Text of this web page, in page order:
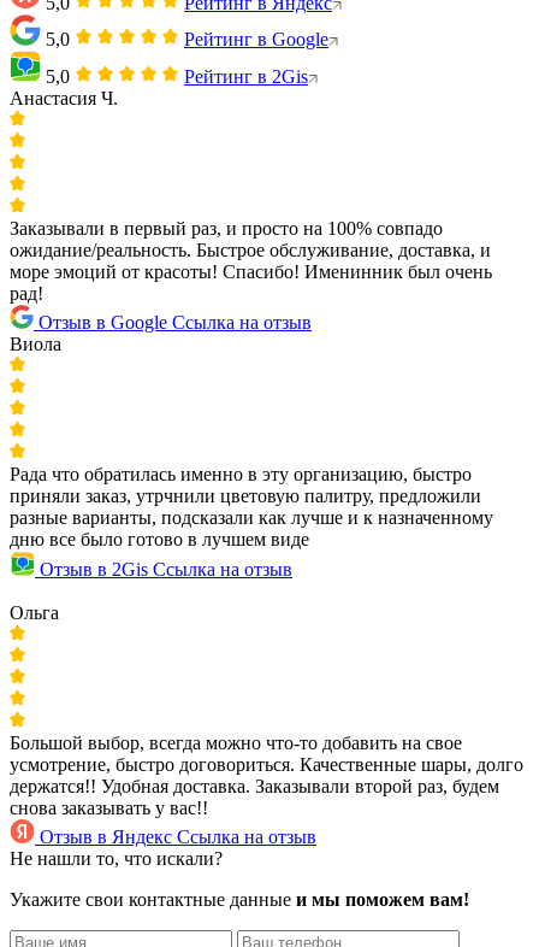
5,0
Рейтинг в Google
5,0
Рейтинг в 2Gis
Анастасия Ч.
Заказывали в первый раз, и просто на 100% совпадо
ожидание/реальность. Быстрое обслуживание, доставка, и
море эмоций от красоты! Спасибо! Именинник был очень
рад!
Отзыв в Google Ссылка на отзыв
Виола
Рада что обратилась именно в эту организацию, быстро
приняли заказ, утрчнили цветовую палитру, предложили
разные варианты, подсказали как лучше и к назначенному
дню все было готово в лучшем виде
Отзыв в 2Gis Ссылка на отзыв
Ольга
Большой выбор, всегда можно что-то добавить на свое
усмотрение, быстро договориться. Качественные шары, долго
держатся!! Удобная доставка. Заказывали второй раз, будем
снова заказывать у вас!!
Отзыв в Яндекс Ссылка на отзыв
Не нашли то, что искали?
Укажите свои контактные данные и мы поможем вам!